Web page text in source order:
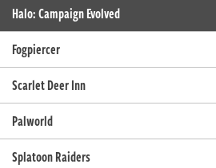
Halo: Campaign Evolved
Fogpiercer
Scarlet Deer Inn
Palworld
Splatoon Raiders